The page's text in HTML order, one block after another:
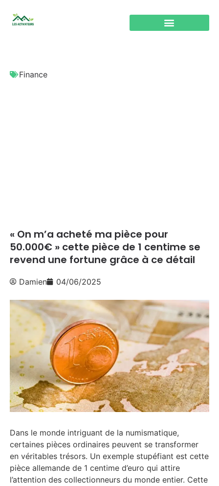
Finance
« On m’a acheté ma pièce pour
50.000€ » cette pièce de 1 centime se
revend une fortune grâce à ce détail
Damien 04/06/2025
Dans le monde intriguant de la numismatique,
certaines pièces ordinaires peuvent se transformer
en véritables trésors. Un exemple stupéfiant est cette
pièce allemande de 1 centime d’euro qui attire
l’attention des collectionneurs du monde entier. Cette